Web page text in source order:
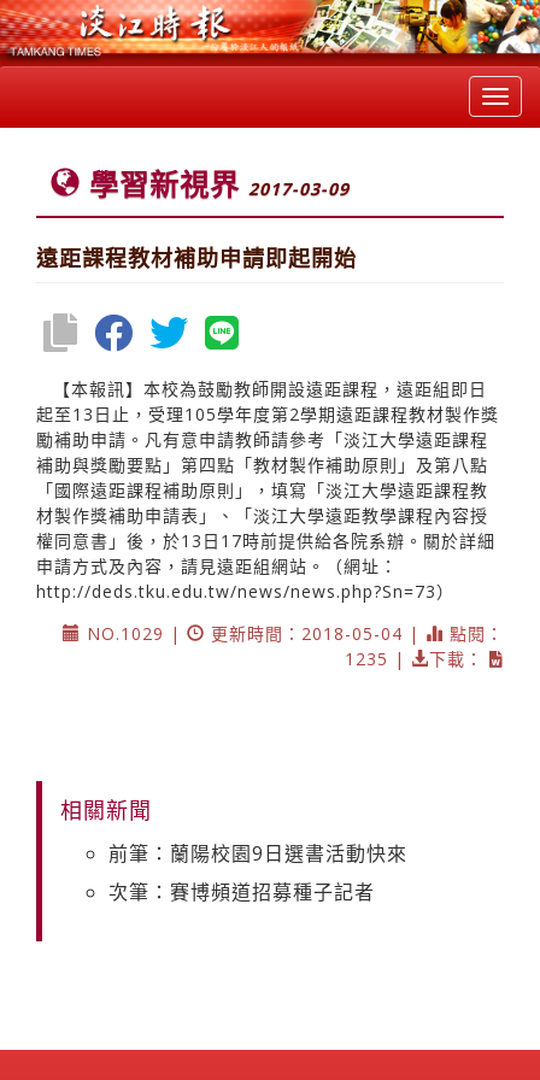
學習新視界 2017-03-09
遠距課程教材補助申請即起開始
【本報訊】本校為鼓勵教師開設遠距課程，遠距組即日
起至13日止，受理105學年度第2學期遠距課程教材製作獎
勵補助申請。凡有意申請教師請參考「淡江大學遠距課程
補助與獎勵要點」第四點「教材製作補助原則」及第八點
「國際遠距課程補助原則」，填寫「淡江大學遠距課程教
材製作獎補助申請表」、「淡江大學遠距教學課程內容授
權同意書」後，於13日17時前提供給各院系辦。關於詳細
申請方式及內容，請見遠距組網站。（網址：
http://deds.tku.edu.tw/news/news.php?Sn=73）
NO.1029 |
更新時間：2018-05-04 |
點閱：
1235 |
下載：
相關新聞
前筆：蘭陽校園9日選書活動快來
次筆：賽博頻道招募種子記者